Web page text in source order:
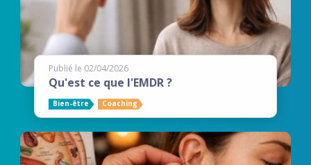
Publié le 02/04/2026
Qu'est ce que l'EMDR ?
Bien-être Coaching